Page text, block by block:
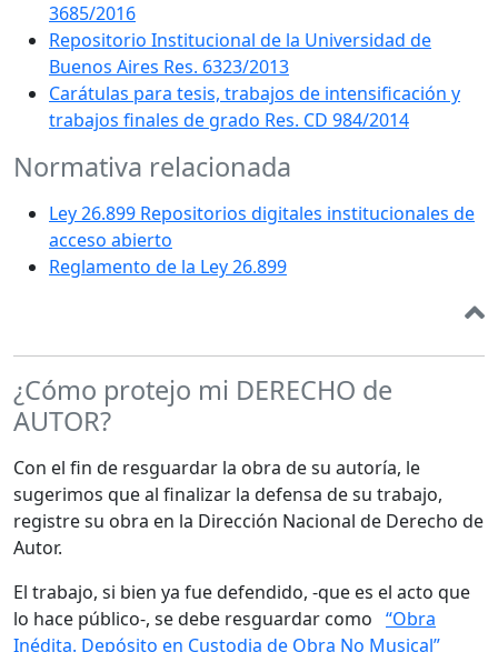
3685/2016
Repositorio Institucional de la Universidad de
Buenos Aires Res. 6323/2013
Carátulas para tesis, trabajos de intensificación y
trabajos finales de grado Res. CD 984/2014
Normativa relacionada
Ley 26.899 Repositorios digitales institucionales de
acceso abierto
Reglamento de la Ley 26.899
¿Cómo protejo mi DERECHO de
AUTOR?
Con el fin de resguardar la obra de su autoría, le
sugerimos que al finalizar la defensa de su trabajo,
registre su obra en la Dirección Nacional de Derecho de
Autor.
El trabajo, si bien ya fue defendido, -que es el acto que
lo hace público-, se debe resguardar como “Obra
Inédita. Depósito en Custodia de Obra No Musical”